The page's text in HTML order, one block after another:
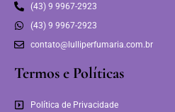
(43) 9 9967-2923
(43) 9 9967-2923
contato@lulliperfumaria.com.br
Termos e Políticas
Política de Privacidade